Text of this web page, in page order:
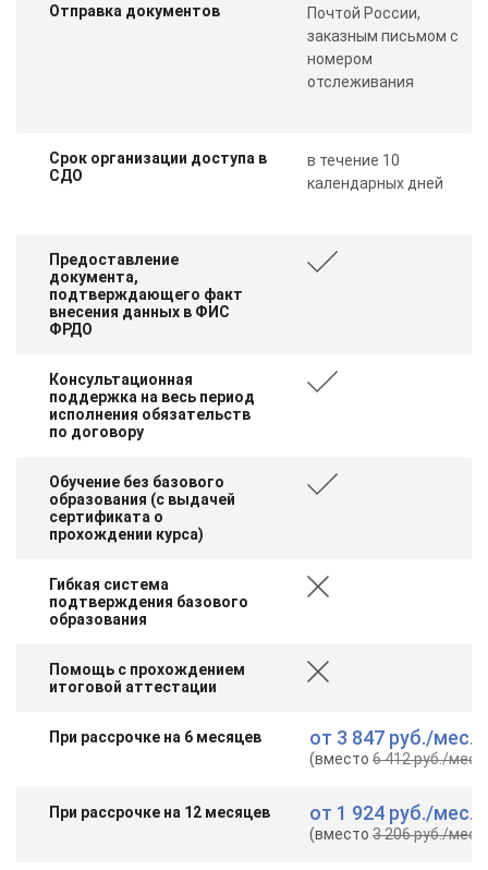
Отправка документов
Почтой России,
заказным письмом с
номером
отслеживания
Срок организации доступа в
СДО
в течение 10
календарных дней
Предоставление
документа,
подтверждающего факт
внесения данных в ФИС
ФРДО
Консультационная
поддержка на весь период
исполнения обязательств
по договору
Обучение без базового
образования (с выдачей
сертификата о
прохождении курса)
Гибкая система
подтверждения базового
образования
Помощь с прохождением
итоговой аттестации
При рассрочке на 6 месяцев от 3 847 руб./мес.
(вместо6 412 руб./мес.
При рассрочке на 12 месяцев от 1 924 руб./мес.
(вместо3 206 руб./мес.